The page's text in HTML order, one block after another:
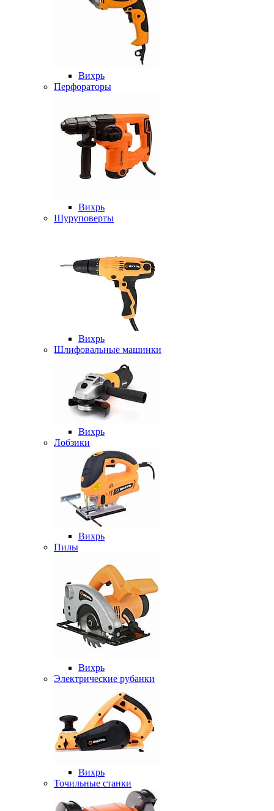
Вихрь
Перфораторы
Вихрь
Шуруповерты
Вихрь
Шлифовальные машинки
Вихрь
Лобзики
Вихрь
Пилы
Вихрь
Электрические рубанки
Вихрь
Точильные станки